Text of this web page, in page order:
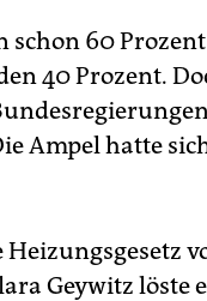
schon 60
40 Prozent.
Ampel hatte
Geywitz löste